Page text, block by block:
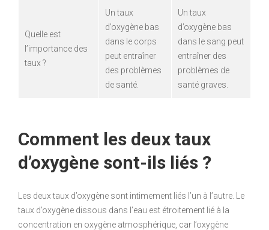
Quelle est
l’importance des
taux ?
Un taux
d’oxygène bas
dans le corps
peut entraîner
des problèmes
de santé.
Un taux
d’oxygène bas
dans le sang peut
entraîner des
problèmes de
santé graves.
Comment les deux taux
d’oxygène sont-ils liés ?
Les deux taux d’oxygène sont intimement liés l’un à l’autre. Le
taux d’oxygène dissous dans l’eau est étroitement lié à la
concentration en oxygène atmosphérique, car l’oxygène